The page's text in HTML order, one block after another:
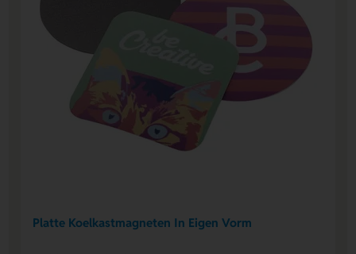
Platte Koelkastmagneten In Eigen Vorm